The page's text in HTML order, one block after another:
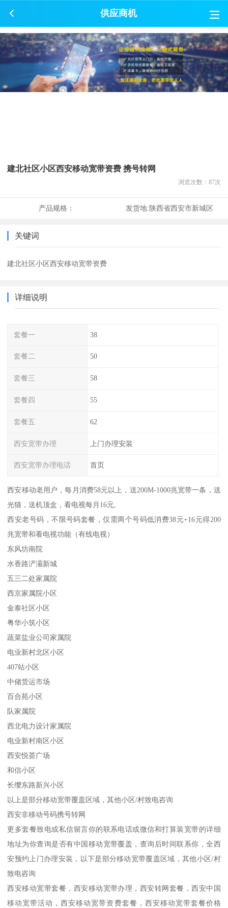
供应商机
建北社区小区西安移动宽带资费 携号转网
浏览次数： 87次
产品规格： 发货地:陕西省西安市新城区
关键词
建北社区小区西安移动宽带资费
详细说明
套餐一 38
套餐二 50
套餐三 58
套餐四 55
套餐五 62
西安宽带办理 上门办理安装
西安宽带办理电话 首页
西安移动老用户，每月消费58元以上，送200M-1000兆宽带一条，送
光猫，送机顶盒，看电视每月16元,
西安老号码，不限号码套餐，仅需两个号码低消费38元+16元得200
兆宽带和看电视功能（有线电视）
东风坊南院
水香路浐灞新城
五三二处家属院
西京家属院小区
金泰社区小区
粤华小筑小区
蔬菜盐业公司家属院
电业新村北区小区
407站小区
中储货运市场
百合苑小区
队家属院
西北电力设计家属院
电业新村南区小区
西安悦荟广场
和信小区
长缨东路新兴小区
以上是部分移动宽带覆盖区域，其他小区/村致电咨询
西安非移动号码携号转网
更多套餐致电或私信留言你的联系电话或微信和打算装宽带的详细
地址为你查询是否有中国移动宽带覆盖，查询后时间联系你，全西
安预约上门办理安装，以下是部分移动宽带覆盖区域，其他小区/村
致电咨询
西安移动宽带套餐，西安移动宽带办理，西安转网套餐，西安中国
移动宽带活动，西安移动宽带资费套餐，西安移动宽带套餐价格